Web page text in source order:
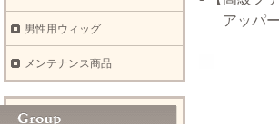
アッパー
男性用ウィッグ
メンテナンス商品